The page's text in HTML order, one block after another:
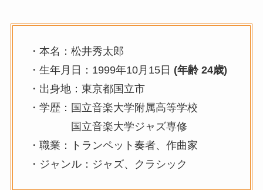
・本名：松井秀太郎
・生年月日：1999年10月15日 (年齢 24歳)
・出身地：東京都国立市
・学歴：国立音楽大学附属高等学校
国立音楽大学ジャズ専修
・職業：トランペット奏者、作曲家
・ジャンル：ジャズ、クラシック